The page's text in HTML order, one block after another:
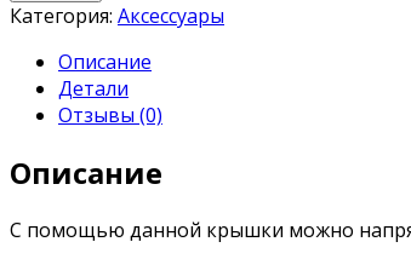
Категория: Аксессуары
Описание
Детали
Отзывы (0)
Описание
С помощью данной крышки можно